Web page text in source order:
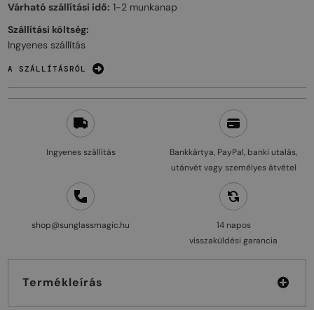
Ingyenes szállítás
Bankkártya, PayPal, banki utalás,
utánvét vagy személyes átvétel
shop@sunglassmagic.hu
14 napos
visszaküldési garancia
Termékleírás
Várható szállítási idő: 1-2 munkanap
Szállítási költség:
Ingyenes szállítás
A SZÁLLÍTÁSRÓL